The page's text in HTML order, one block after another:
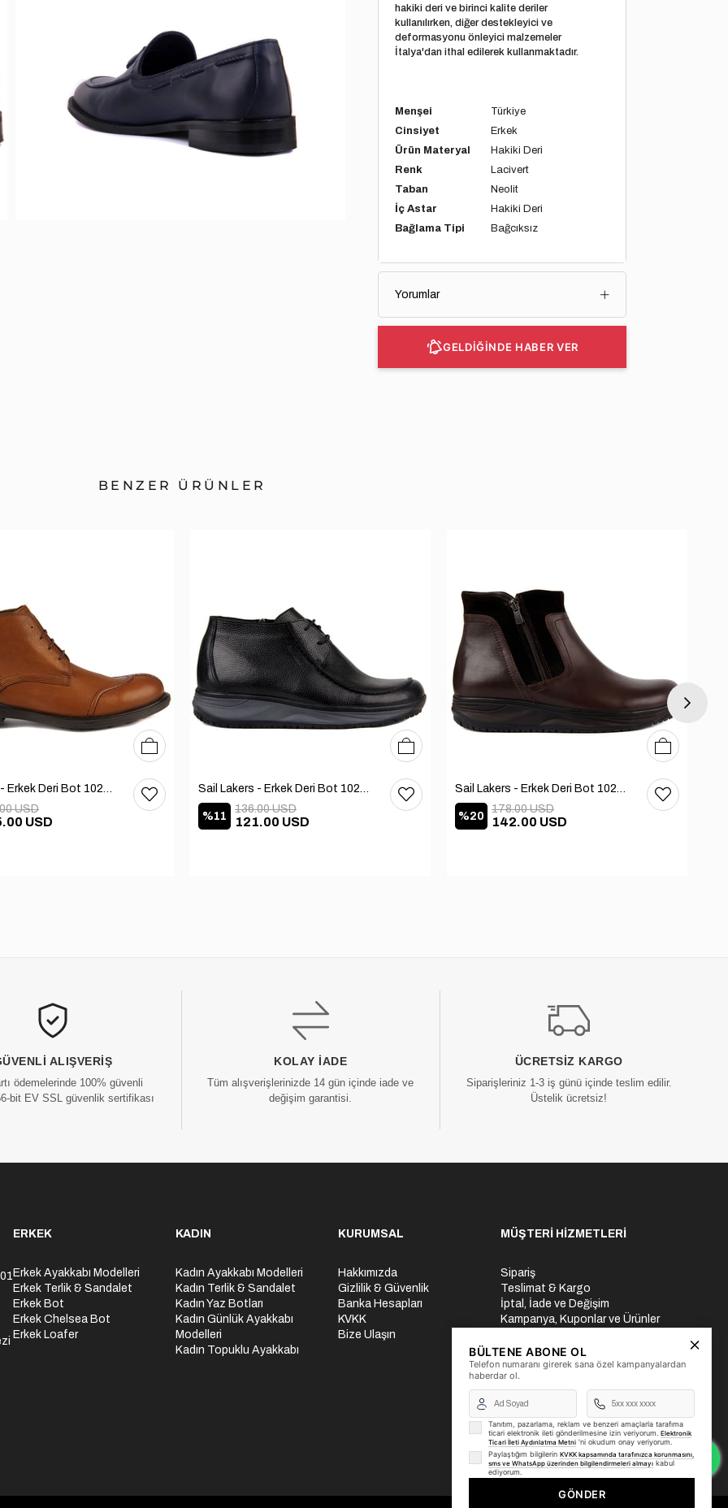
hakiki deri ve birinci kalite deriler
kullanılırken, diğer destekleyici ve
deformasyonu önleyici malzemeler
İtalya'dan ithal edilerek kullanmaktadır.
Menşei
Türkiye
Cinsiyet
Erkek
Ürün Materyal
Hakiki Deri
Renk
Lacivert
Taban
Neolit
İç Astar
Hakiki Deri
Bağlama Tipi
Bağcıksız
Yorumlar
GELDİĞİNDE HABER VER
BENZER ÜRÜNLER
Sail Lakers - Erkek Deri Bot 102-1599-1458
USD
USD
40 41
Sail Lakers - Erkek Deri Bot 102-3168-65390
%11 121.00 USD
136.00 USD
40 414243
Sail Lakers - Erkek Deri Bot 102-2868-65390
%20 142.00 USD
178.00 USD
40 414243
ALIŞVERIŞ
ödemelerinde 100% güvenli
bit EV SSL güvenlik sertifikası
KOLAY İADE
Tüm alışverişlerinizde 14 gün içinde iade ve
değişim garantisi.
ÜCRETSIZ KARGO
Siparişleriniz 1-3 iş günü içinde teslim edilir.
Üstelik ücretsiz!
ERKEK
Erkek Ayakkabı Modelleri
Erkek Terlik & Sandalet
Erkek Bot
Erkek Chelsea Bot
Erkek Loafer
KADIN
Kadın Ayakkabı Modelleri
Kadın Terlik & Sandalet
Kadın Yaz Botları
Kadın Günlük Ayakkabı
Modelleri
Kadın Topuklu Ayakkabı
KURUMSAL
Hakkımızda
Gizlilik & Güvenlik
Banka Hesapları
KVKK
Bize Ulaşın
MÜŞTERİ HİZMETLERİ
Sipariş
Teslimat & Kargo
İptal, İade ve Değişim
Kampanya, Kuponlar ve Ürünler
Üyelik İşlemleri
Yurtdışı Gönderi
BÜLTENE ABONE OL
Telefon numaranı girerek sana özel kampanyalardan
haberdar ol.
Tanıtım, pazarlama, reklam ve benzeri amaçlarla tarafıma
ticari elektronik ileti gönderilmesine izin veriyorum. Elektronik
Ticari İleti Aydınlatma Metni 'ni okudum onay veriyorum.
Paylaştığım bilgilerin KVKK kapsamında tarafınızca korunmasını,
sms ve WhatsApp üzerinden bilgilendirmeleri almayı kabul
ediyorum.
GÖNDER